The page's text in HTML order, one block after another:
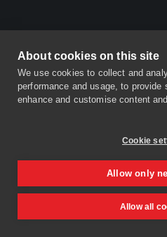
About cookies on this site
We use cookies to collect and
performance and usage, to
enhance and customise content
Cookie
Allow only
Allow all